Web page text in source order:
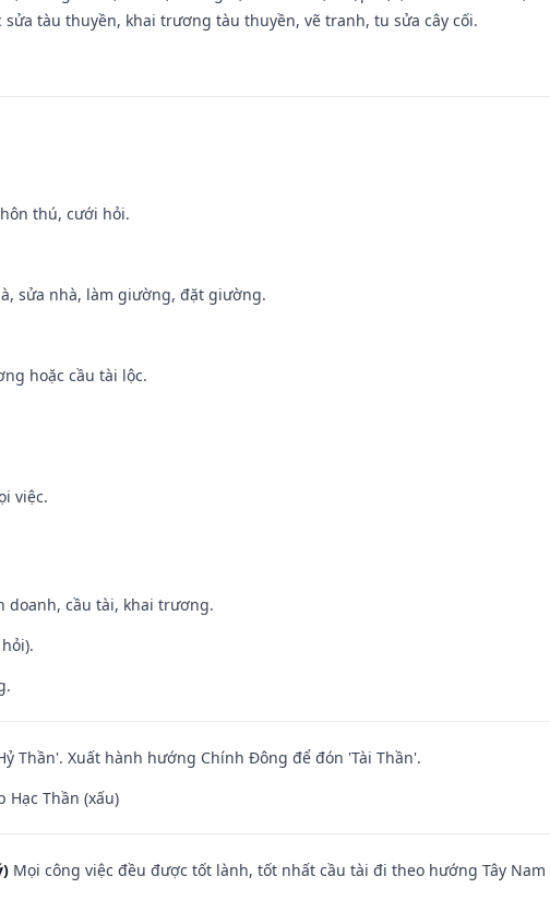
tàu thuyền, khai trương tàu thuyền, vẽ tranh, tu sửa cây cối.
thú, cưới hỏi.
sửa nhà, làm giường, đặt giường.
hoặc cầu tài lộc.
việc.
doanh, cầu tài, khai trương.
Thần'. Xuất hành hướng Chính Đông để đón 'Tài Thần'.
Hạc Thần (xấu)
Mọi công việc đều được tốt lành, tốt nhất cầu tài đi theo hướng Tây